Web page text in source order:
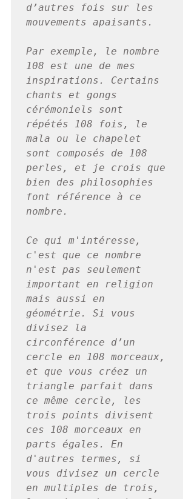
d’autres fois sur les
mouvements apaisants.
Par exemple, le nombre
108 est une de mes
inspirations. Certains
chants et gongs
cérémoniels sont
répétés 108 fois, le
mala ou le chapelet
sont composés de 108
perles, et je crois que
bien des philosophies
font référence à ce
nombre.
Ce qui m'intéresse,
c'est que ce nombre
n'est pas seulement
important en religion
mais aussi en
géométrie. Si vous
divisez la
circonférence d’un
cercle en 108 morceaux,
et que vous créez un
triangle parfait dans
ce même cercle, les
trois points divisent
ces 108 morceaux en
parts égales. En
d'autres termes, si
vous divisez un cercle
en multiples de trois,